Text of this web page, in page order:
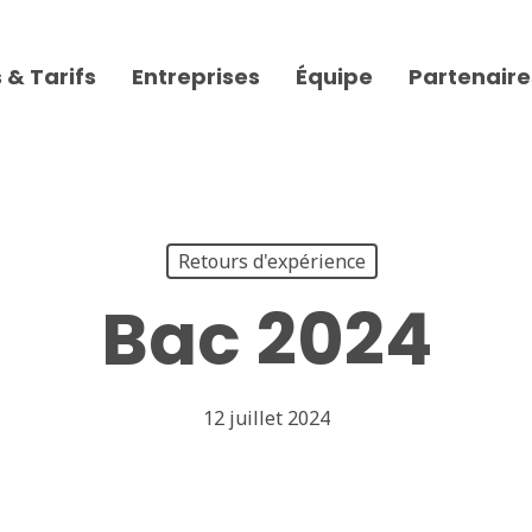
& Tarifs Entreprises Équipe
Retours d'expérience
Bac 2024
12 juillet 2024